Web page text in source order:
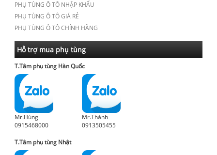
PHỤ TÙNG Ô TÔ NHẬP KHẨU
PHỤ TÙNG Ô TÔ GIÁ RẺ
PHỤ TÙNG Ô TÔ CHÍNH HÃNG
Hỗ trợ mua phụ tùng
T.Tâm phụ tùng Hàn Quốc
Mr.Hùng
0915468000
Mr.Thành
0913505455
T.Tâm phụ tùng Nhật